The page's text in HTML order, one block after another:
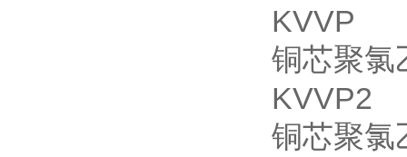
KVVP
铜芯聚氯
KVVP2
铜芯聚氯